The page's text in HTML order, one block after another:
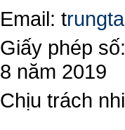
Email: t
Giấy phép
8 năm 2019
Chịu trách